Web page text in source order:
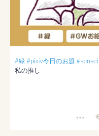
#緑 #pixiv今日のお題 #sensei
私の推し